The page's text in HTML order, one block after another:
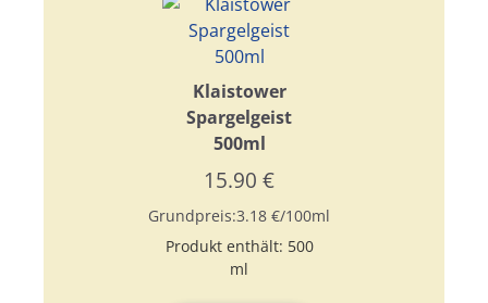
Klaistower
Spargelgeist
500ml
15.90€
Grundpreis:3.18€/100ml
Produkt enthält: 500
ml